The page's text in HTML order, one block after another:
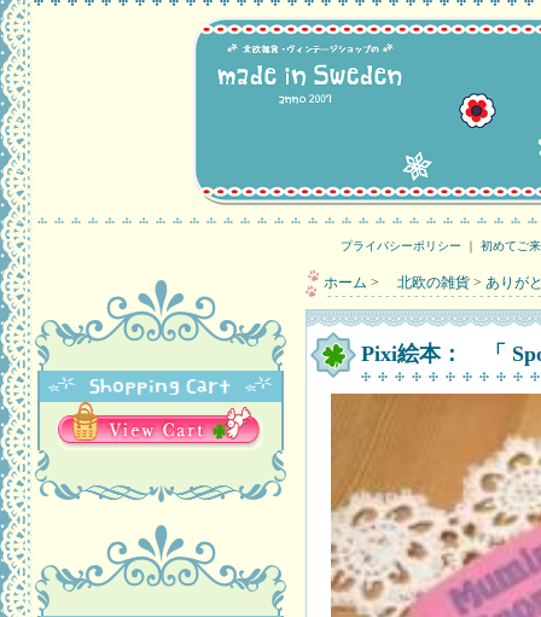
プライバシーポリシー ｜ 初めてご
ホーム > 北欧の雑貨 > ありが
Pixi絵本： 「